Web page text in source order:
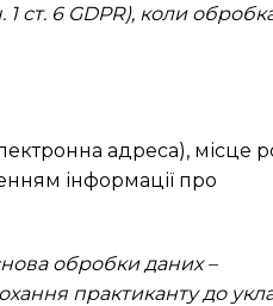
ст. 6 GDPR), коли
адреса), місце
інформації про
обробки даних –
практиканту до